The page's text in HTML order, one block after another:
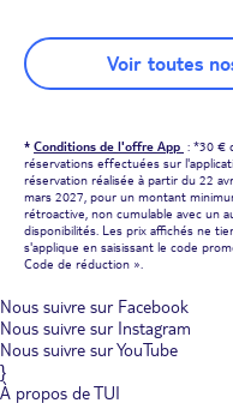
Voir toutes
* Conditions de l'offre App : *30 €
réservations effectuées sur
réservation réalisée à partir du 22
mars 2027, pour un montant
rétroactive, non cumulable avec un
disponibilités. Les prix affichés ne
s'applique en saisissant le code
Code de réduction ».
Nous suivre sur Facebook
Nous suivre sur Instagram
Nous suivre sur YouTube
}
À propos de TUI